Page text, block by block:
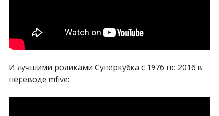
И лучшими роликами Суперкубка с 1976 по 2016 в
переводе mfive: